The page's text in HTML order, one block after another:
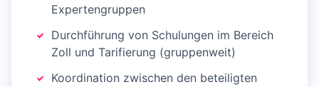
Expertengruppen
Durchführung von Schulungen im Bereich
Zoll und Tarifierung (gruppenweit)
Koordination zwischen den beteiligten